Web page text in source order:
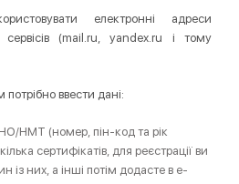
електронні адреси
сервісів (mail.ru, yandex.ru і тому
ввести дані:
НМТ (номер, пін-код та рік
сертифікатів, для реєстрації ви
із них, а інші потім додасте в е-